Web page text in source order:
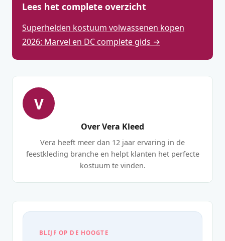
Lees het complete overzicht
Superhelden kostuum volwassenen kopen
2026: Marvel en DC complete gids →
V
Over Vera Kleed
Vera heeft meer dan 12 jaar ervaring in de
feestkleding branche en helpt klanten het perfecte
kostuum te vinden.
BLIJF OP DE HOOGTE